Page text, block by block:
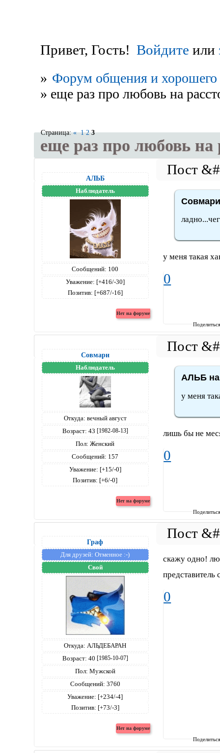
Привет, Гость! Войдите или
» Форум общения и хорошего
» еще раз про любовь на
еще раз про любовь на
Страница:« 1 2 3
АЛЬБ
Наблюдатель
Сообщений: 100
Уважение: [+416/-30]
Позитив: [+687/-16]
у меня такая
0
Совмари
Наблюдатель
Откуда: вечный август
Возраст: 43 [1982-08-13]
Пол: Женский
Сообщений: 157
Уважение: [+15/-0]
Позитив: [+6/-0]
АЛЬБ
у меня
лишь бы не
0
Граф
Для друзей: Отменное :-)
Свой
Откуда: АЛЬДЕБАРАН
Возраст: 40 [1985-10-07]
Пол: Мужской
Сообщений: 3760
Уважение: [+234/-4]
Позитив: [+73/-3]
скажу одно!
представитель
0